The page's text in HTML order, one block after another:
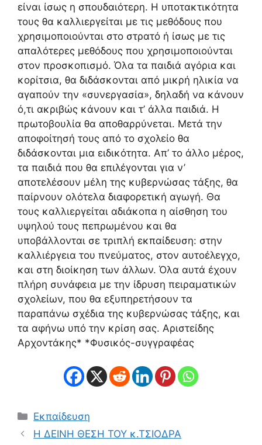
είναι ίσως η σπουδαιότερη. Η υποτακτικότητα
τους θα καλλιεργείται με τις μεθόδους που
χρησιμοποιούνται στο στρατό ή ίσως με τις
απαλότερες μεθόδους που χρησιμοποιούνται
στον προσκοπισμό. Όλα τα παιδιά αγόρια και
κορίτσια, θα διδάσκονται από μικρή ηλικία να
αγαπούν την «συνεργασία», δηλαδή να κάνουν
ό,τι ακριβώς κάνουν και τ’ άλλα παιδιά. Η
πρωτοβουλία θα αποθαρρύνεται. Μετά την
αποφοίτησή τους από το σχολείο θα
διδάσκονται μια ειδικότητα. Απ’ το άλλο μέρος,
τα παιδιά που θα επιλέγονται για ν’
αποτελέσουν μέλη της κυβερνώσας τάξης, θα
παίρνουν ολότελα διαφορετική αγωγή. Θα
τους καλλιεργείται αδιάκοπα η αίσθηση του
υψηλού τους πεπρωμένου και θα
υποβάλλονται σε τριπλή εκπαίδευση: στην
καλλιέργεια του πνεύματος, στον αυτοέλεγχο,
και στη διοίκηση των άλλων. Όλα αυτά έχουν
πλήρη συνάφεια με την ίδρυση πειραματικών
σχολείων, που θα εξυπηρετήσουν τα
παραπάνω σχέδια της κυβερνώσας τάξης, και
τα αφήνω υπό την κρίση σας. Αριστείδης
Αρχοντάκης* *Φυσικός-συγγραφέας
Κατηγορίες
Εκπαίδευση
Η ΔΕΙΝΗ ΘΕΣΗ ΤΟΥ κ.ΤΣΙΟΔΡΑ